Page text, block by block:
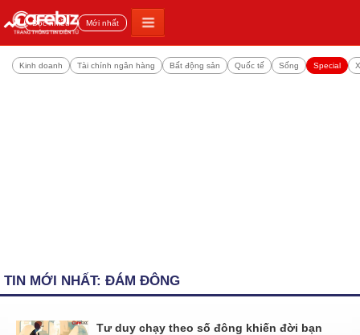
Đọc nhiều Mới nhất
Kinh doanh Tài chính ngân hàng Bất động sản Quốc tế Sống Special
TIN MỚI NHẤT: ĐÁM ĐÔNG
Tư duy chạy theo số đông khiến đời bạn